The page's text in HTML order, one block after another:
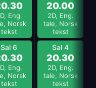
Eng.
Norsk
tekst
Sal 6
Eng.
Norsk
tekst
20.00
2D, Eng.
tale, Norsk
tekst
Sal 4
20.30
2D, Eng.
tale, Norsk
tekst